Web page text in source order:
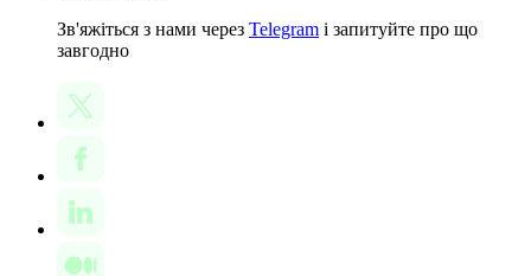
Зв'яжіться з нами через Telegram і запитуйте про що
завгодно